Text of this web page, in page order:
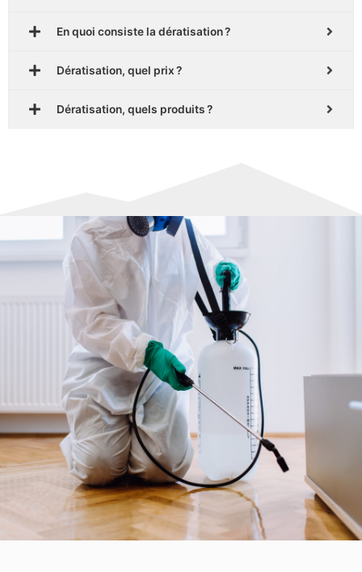
En quoi consiste la dératisation ?
Dératisation, quel prix ?
Dératisation, quels produits ?